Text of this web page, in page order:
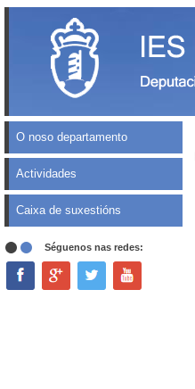
O noso departamento
Actividades
Caixa de suxestións
Séguenos nas redes: